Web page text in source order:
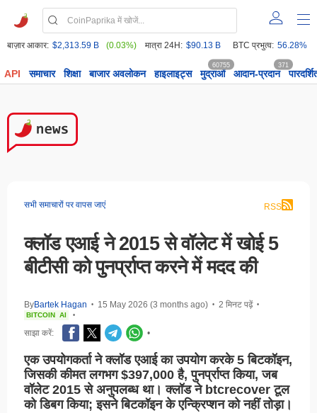
बाज़ार आकार: $2,313.59 B (0.03%) मात्रा 24H: $90.13 B BTC प्रभुत्व: 56.28%
API समाचार शिक्षा बाजार अवलोकन हाइलाइट्स मुद्राओं
60755
आदान-प्रदान
371
सभी समाचारों पर वापस जाएं RSS
क्लॉड एआई ने 2015 से वॉलेट में खोई 5
बीटीसी को पुनर्प्राप्त करने में मदद की
ByBartek Hagan • 15 May 2026 (3 months ago) • 2 मिनट पढ़ें •
BITCOIN AI •
साझा करें: •
एक उपयोगकर्ता ने क्लॉड एआई का उपयोग करके 5 बिटकॉइन,
जिसकी कीमत लगभग $397,000 है, पुनर्प्राप्त किया, जब
वॉलेट 2015 से अनुपलब्ध था। क्लॉड ने btcrecover टूल
को डिबग किया; इसने बिटकॉइन के एन्क्रिप्शन को नहीं तोड़ा।